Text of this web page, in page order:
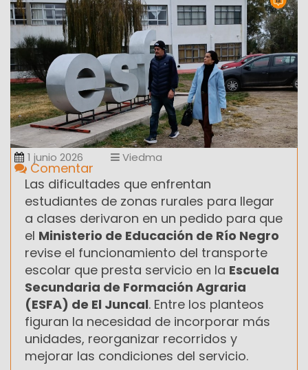
1 junio 2026 Viedma
Comentar
Las dificultades que enfrentan
estudiantes de zonas rurales para llegar
a clases derivaron en un pedido para que
el Ministerio de Educación de Río Negro
revise el funcionamiento del transporte
escolar que presta servicio en la Escuela
Secundaria de Formación Agraria
(ESFA) de El Juncal. Entre los planteos
figuran la necesidad de incorporar más
unidades, reorganizar recorridos y
mejorar las condiciones del servicio.